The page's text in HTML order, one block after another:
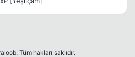
Tüm hakları saklıdır.